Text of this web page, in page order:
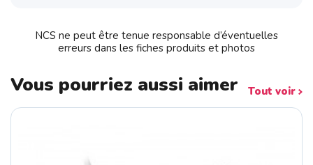
NCS ne peut être tenue responsable d’éventuelles
erreurs dans les fiches produits et photos
Vous pourriez aussi aimer Tout voir